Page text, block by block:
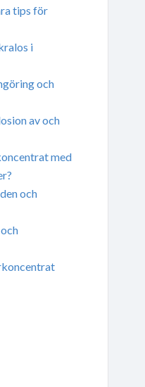
tips för
i
och
av och
med
och